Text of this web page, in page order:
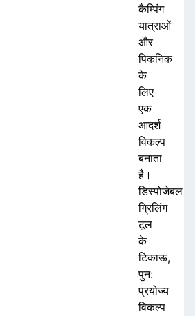
कैम्पिंग
यात्राओं
और
पिकनिक
के
लिए
एक
आदर्श
विकल्प
बनाता
है।
डिस्पोजेबल
ग्रिलिंग
टूल
के
टिकाऊ,
पुन:
प्रयोज्य
विकल्प